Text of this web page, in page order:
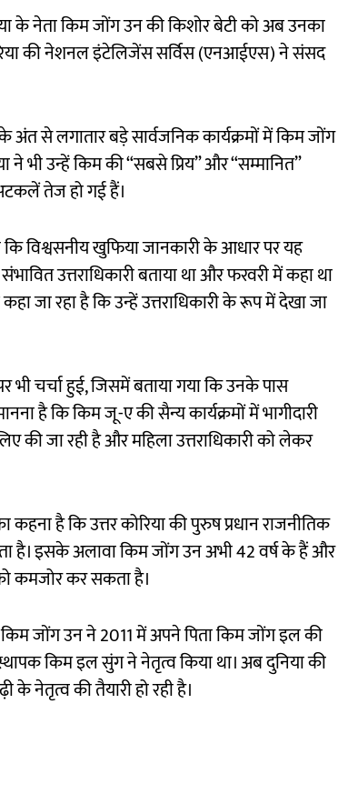
के नेता किम जोंग उन की किशोर बेटी को अब उनका
की नेशनल इंटेलिजेंस सर्विस (एनआईएस) ने संसद
से लगातार बड़े सार्वजनिक कार्यक्रमों में किम जोंग
ने भी उन्हें किम की “सबसे प्रिय” और “सम्मानित”
तेज हो गई हैं।
विश्वसनीय खुफिया जानकारी के आधार पर यह
उत्तराधिकारी बताया था और फरवरी में कहा था
जा रहा है कि उन्हें उत्तराधिकारी के रूप में देखा जा
चर्चा हुई, जिसमें बताया गया कि उनके पास
है कि किम जू-ए की सैन्य कार्यक्रमों में भागीदारी
की जा रही है और महिला उत्तराधिकारी को लेकर
है कि उत्तर कोरिया की पुरुष प्रधान राजनीतिक
है। इसके अलावा किम जोंग उन अभी 42 वर्ष के हैं और
कमजोर कर सकता है।
किम जोंग उन ने 2011 में अपने पिता किम जोंग इल की
किम इल सुंग ने नेतृत्व किया था। अब दुनिया की
के नेतृत्व की तैयारी हो रही है।